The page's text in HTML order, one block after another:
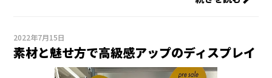
2022年7月15日
素材と魅せ方で高級感アップのディスプレイ